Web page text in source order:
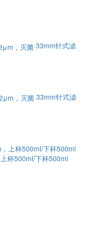
33mm针式滤
33mm针式滤
杯500ml/下杯500ml